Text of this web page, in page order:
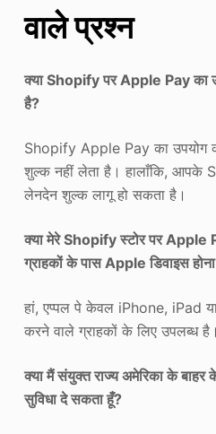
वाले प्रश्न
क्या Shopify पर Apple Pay का
है?
Shopify Apple Pay का उपयोग
शुल्क नहीं लेता है। हालाँकि, आपके
लेनदेन शुल्क लागू हो सकता है।
क्या मेरे Shopify स्टोर पर Apple
ग्राहकों के पास Apple डिवाइस
हां, एप्पल पे केवल iPhone, iPad
करने वाले ग्राहकों के लिए उपलब्ध है।
क्या मैं संयुक्त राज्य अमेरिका के बाहर
सुविधा दे सकता हूँ?